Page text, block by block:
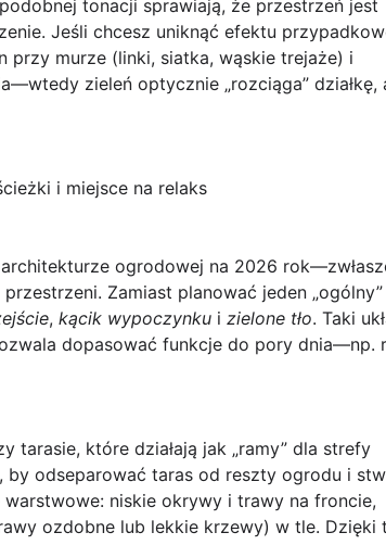
tonacji sprawiają, że przestrzeń jest
Jeśli chcesz uniknąć efektu
przy murze (linki, siatka, wąskie trejaże) i
zieleń optycznie „rozciąga” działkę,
i miejsce na relaks
ogrodowej na 2026
Zamiast planować jeden „ogólny”
, kącik wypoczynku i zielone tło. Taki
dopasować funkcje do pory dnia—np.
tarasie, które działają jak „ramy” dla strefy
odseparować taras od reszty ogrodu i
niskie okrywy i trawy na froncie,
ozdobne lub lekkie krzewy) w tle. Dzięki